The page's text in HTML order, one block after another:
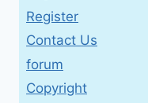
Register
Contact Us
forum
Copyright